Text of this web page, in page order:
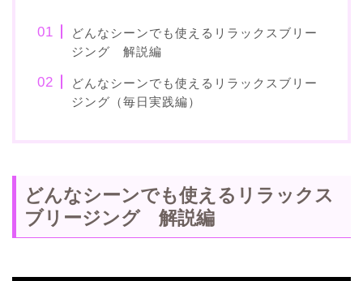
どんなシーンでも使えるリラックスブリー
ジング 解説編
どんなシーンでも使えるリラックスブリー
ジング（毎日実践編）
どんなシーンでも使えるリラックス
ブリージング 解説編